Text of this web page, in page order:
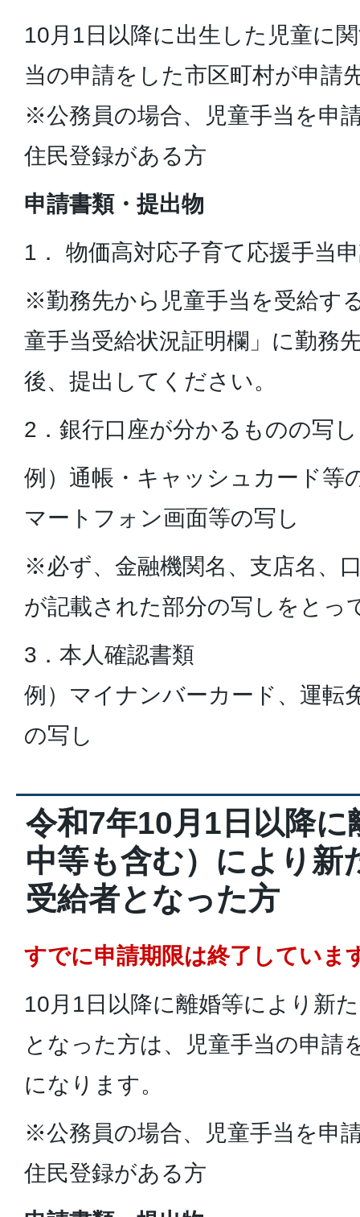
10月1日以降に出生した児童に
当の申請をした市区町村が申請
※公務員の場合、児童手当を申
住民登録がある方
申請書類・提出物
1． 物価高対応子育て応援手当
※勤務先から児童手当を受給す
童手当受給状況証明欄」に勤務
後、提出してください。
2．銀行口座が分かるものの写し
例）通帳・キャッシュカード等
マートフォン画面等の写し
※必ず、金融機関名、支店名、
が記載された部分の写しをとっ
3．本人確認書類
例）マイナンバーカード、運転
の写し
令和7年10月1日以降に
中等も含む）により新
受給者となった方
すでに申請期限は終了していま
10月1日以降に離婚等により新
となった方は、児童手当の申請
になります。
※公務員の場合、児童手当を申
住民登録がある方